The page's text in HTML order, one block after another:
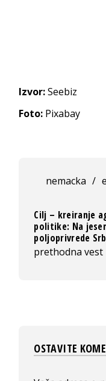
Izvor:Seebiz
Foto: Pixabay
nemacka /
Cilj – kreiranje
politike: Na
poljoprivrede
prethodna vest
OSTAVITE